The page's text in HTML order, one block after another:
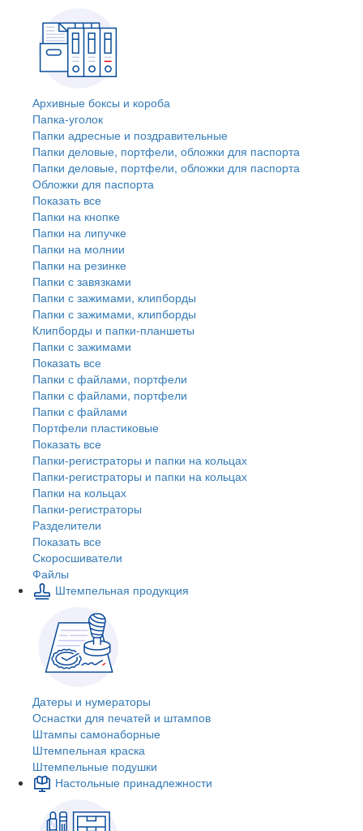
Архивные боксы и короба
Папка-уголок
Папки адресные и поздравительные
Папки деловые, портфели, обложки для паспорта
Папки деловые, портфели, обложки для паспорта
Обложки для паспорта
Показать все
Папки на кнопке
Папки на липучке
Папки на молнии
Папки на резинке
Папки с завязками
Папки с зажимами, клипборды
Папки с зажимами, клипборды
Клипборды и папки-планшеты
Папки с зажимами
Показать все
Папки с файлами, портфели
Папки с файлами, портфели
Папки с файлами
Портфели пластиковые
Показать все
Папки-регистраторы и папки на кольцах
Папки-регистраторы и папки на кольцах
Папки на кольцах
Папки-регистраторы
Разделители
Показать все
Скоросшиватели
Файлы
Штемпельная продукция
Датеры и нумераторы
Оснастки для печатей и штампов
Штампы самонаборные
Штемпельная краска
Штемпельные подушки
Настольные принадлежности